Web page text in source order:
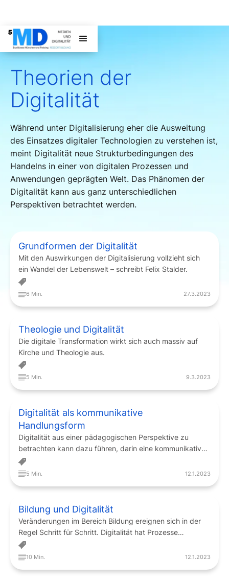
DIGITALITÄT
Theorien der
Digitalität
Während unter Digitalisierung eher die Ausweitung
des Einsatzes digitaler Technologien zu verstehen ist,
meint Digitalität neue Strukturbedingungen des
Handelns in einer von digitalen Prozessen und
Anwendungen geprägten Welt. Das Phänomen der
Digitalität kann aus ganz unterschiedlichen
Perspektiven betrachtet werden.
Grundformen der Digitalität
Mit den Auswirkungen der Digitalisierung vollzieht sich
ein Wandel der Lebenswelt – schreibt Felix Stalder.
6 Min. 27.3.2023
Theologie und Digitalität
Die digitale Transformation wirkt sich auch massiv auf
Kirche und Theologie aus.
5 Min. 9.3.2023
Digitalität als kommunikative
Handlungsform
Digitalität aus einer pädagogischen Perspektive zu
betrachten kann dazu führen, darin eine kommunikative
Handlungsform zu sehen.
5 Min. 12.1.2023
Bildung und Digitalität
Veränderungen im Bereich Bildung ereignen sich in der
Regel Schritt für Schritt. Digitalität hat Prozesse
ermöglicht, die Lehren und Lernen vielfältig betreffen.
10 Min. 12.1.2023